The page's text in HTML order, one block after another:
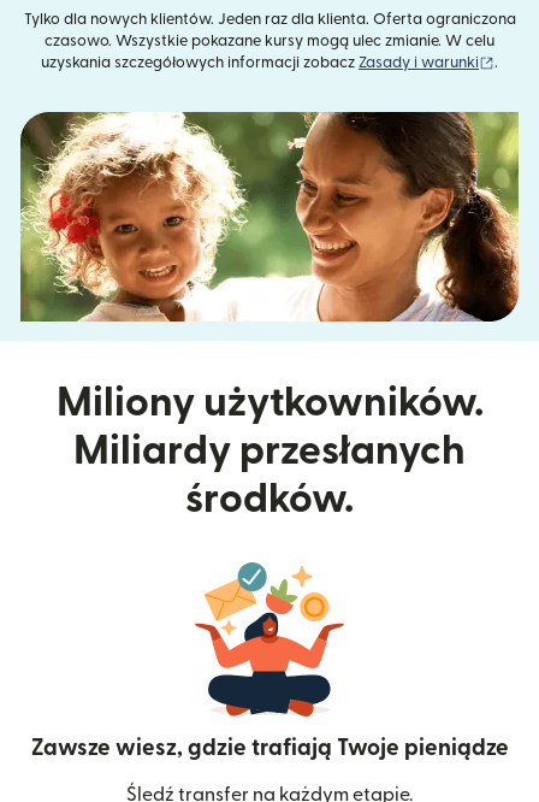
Tylko dla nowych klientów. Jeden raz dla klienta. Oferta ograniczona
czasowo. Wszystkie pokazane kursy mogą ulec zmianie. W celu
uzyskania szczegółowych informacji zobacz Zasady i warunki .
Miliony użytkowników.
Miliardy przesłanych
środków.
Zawsze wiesz, gdzie trafiają Twoje pieniądze
Śledź transfer na każdym etapie.